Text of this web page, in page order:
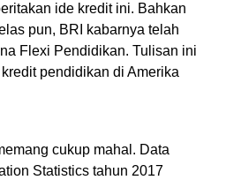
ide kredit ini. Bahkan
pun, BRI kabarnya telah
Flexi Pendidikan. Tulisan ini
pendidikan di Amerika
cukup mahal. Data
Statistics tahun 2017